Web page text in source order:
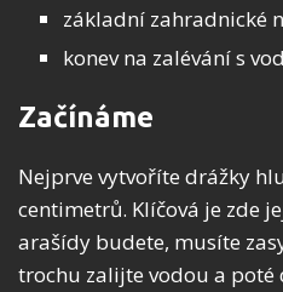
základní zahradnické
konev na zalévání s
Začínáme
Nejprve vytvoříte drážky
centimetrů. Klíčová je zde
arašídy budete, musíte
trochu zalijte vodou a poté